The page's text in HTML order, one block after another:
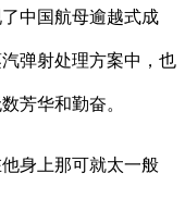
中国航母逾越式成
弹射处理方案中，也
芳华和勤奋。
身上那可就太一般